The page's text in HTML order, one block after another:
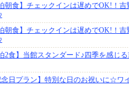
朝食】チェックインは遅めでOK!！
朝食】チェックインは遅めでOK!！
2食】当館スタンダード♪四季を感じ
念日プラン】特別な日のお祝いに☆ワ